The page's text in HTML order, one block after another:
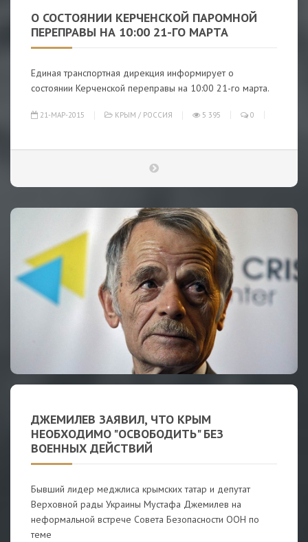
О СОСТОЯНИИ КЕРЧЕНСКОЙ ПАРОМНОЙ
ПЕРЕПРАВЫ НА 10:00 21-ГО МАРТА
Единая транспортная дирекция информирует о
состоянии Керченской переправы на 10:00 21-го марта.
21-МАР-2015 КРЫМ / РОССИЯ 5 395 0
ДЖЕМИЛЕВ ЗАЯВИЛ, ЧТО КРЫМ
НЕОБХОДИМО "ОСВОБОДИТЬ" БЕЗ
ВОЕННЫХ ДЕЙСТВИЙ
Бывший лидер меджлиса крымских татар и депутат
Верховной рады Украины Мустафа Джемилев на
неформальной встрече Совета Безопасности ООН по
теме